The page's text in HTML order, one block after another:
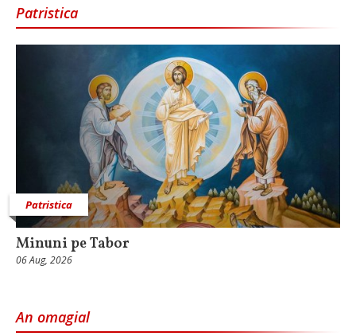
Patristica
Patristica
Minuni pe Tabor
06 Aug, 2026
An omagial